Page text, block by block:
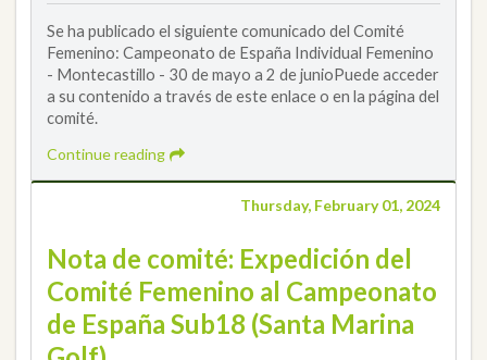
Se ha publicado el siguiente comunicado del Comité
Femenino: Campeonato de España Individual Femenino
- Montecastillo - 30 de mayo a 2 de junioPuede acceder
a su contenido a través de este enlace o en la página del
comité.
Continue reading
Thursday, February 01, 2024
Nota de comité: Expedición del
Comité Femenino al Campeonato
de España Sub18 (Santa Marina